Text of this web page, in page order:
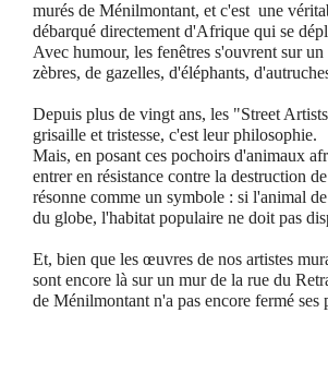
murés de Ménilmontant, et c'est une
débarqué directement d'Afrique qui se
Avec humour, les fenêtres s'ouvrent sur
zèbres, de gazelles, d'éléphants,
Depuis plus de vingt ans, les "Street
grisaille et tristesse, c'est leur philosophie.
Mais, en posant ces pochoirs d'animaux
entrer en résistance contre la destruction
résonne comme un symbole : si l'animal
du globe, l'habitat populaire ne doit pas
Et, bien que les œuvres de nos artistes
sont encore là sur un mur de la rue du
de Ménilmontant n'a pas encore fermé ses